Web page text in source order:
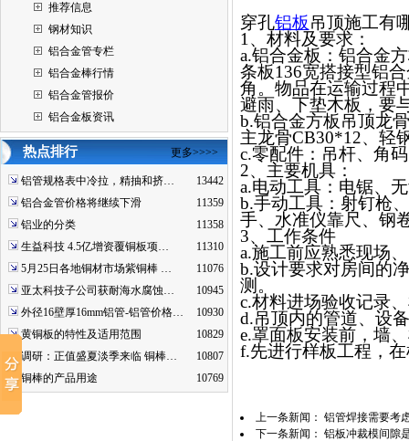
推荐信息
钢材知识
铝合金管专栏
铝合金棒行情
铝合金管报价
铝合金板资讯
热点排行 更多>>>>
铝管规格表中冷拉，精抽和挤…
13442
铝合金管价格将继续下滑
11359
铝业的分类
11358
生益科技 4.5亿增资覆铜板项…
11310
5月25日各地铜材市场紫铜棒 …
11076
亚太科技子公司获耐海水腐蚀…
10945
外径16壁厚16mm铝管-铝管价格…
10930
黄铜板的特性及适用范围
10829
调研：正值盛夏淡季来临 铜棒…
10807
铜棒的产品用途
10769
穿孔铝板吊顶施工有
1、材料及要求：
a.铝合金板：铝合金
条板136宽搭接型铝
角。物品在运输过程
避雨、下垫木板，要
b.铝合金方板吊顶龙
主龙骨CB30*12、轻
c.零配件：吊杆、角
2、主要机具：
a.电动工具：电锯、
b.手动工具：射钉枪
手、水准仪靠尺、钢
3、工作条件
a.施工前应熟悉现场
b.设计要求对房间的
测。
c.材料进场验收记录
d.吊顶内的管道、设
e.罩面板安装前，墙
f.先进行样板工程，
上一条新闻： 铝管焊接需要考
下一条新闻： 铝板冲裁模间隙